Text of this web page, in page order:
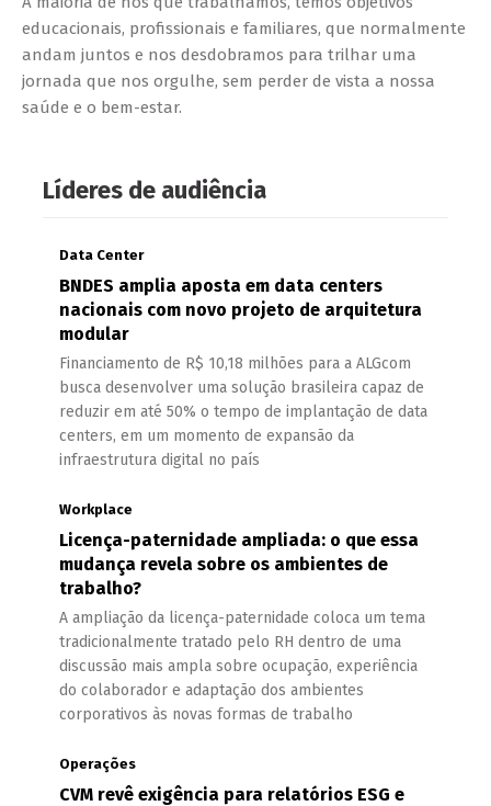
educacionais, profissionais e familiares, que normalmente
andam juntos e nos desdobramos para trilhar uma
jornada que nos orgulhe, sem perder de vista a nossa
saúde e o bem-estar.
Líderes de audiência
Data Center
BNDES amplia aposta em data centers
nacionais com novo projeto de arquitetura
modular
Financiamento de R$ 10,18 milhões para a ALGcom
busca desenvolver uma solução brasileira capaz de
reduzir em até 50% o tempo de implantação de data
centers, em um momento de expansão da
infraestrutura digital no país
Workplace
Licença-paternidade ampliada: o que essa
mudança revela sobre os ambientes de
trabalho?
A ampliação da licença-paternidade coloca um tema
tradicionalmente tratado pelo RH dentro de uma
discussão mais ampla sobre ocupação, experiência
do colaborador e adaptação dos ambientes
corporativos às novas formas de trabalho
Operações
CVM revê exigência para relatórios ESG e